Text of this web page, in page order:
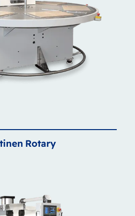
Rotary